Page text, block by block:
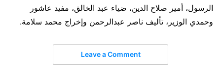
الرسول، أمير صلاح الدين، ضياء عبد الخالق، مفيد عاشور
وحمدي الوزير، تأليف ناصر عبدالرحمن وإخراج محمد سلامة.
Leave a Comment